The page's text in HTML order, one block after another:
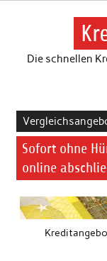
Skip
Die schnellen
Sofort ohne
online